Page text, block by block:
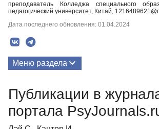
преподаватель Колледжа специального
педагогический университет, Китай,
Дата последнего обновления: 01.04.2024
Меню раздела
Публикации в
портала